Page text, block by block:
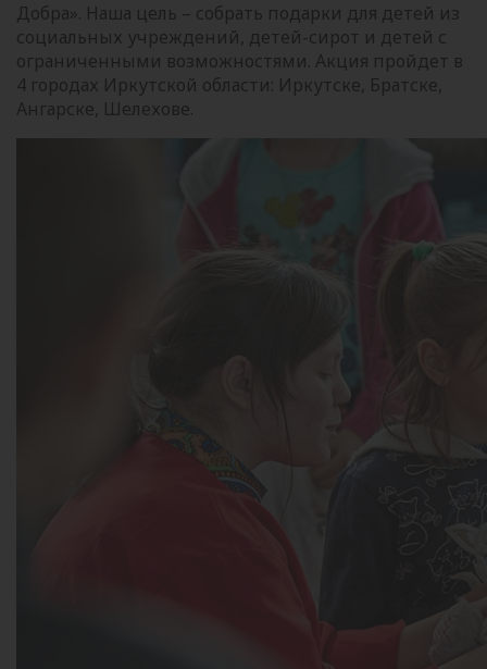
Добра». Наша цель – собрать подарки для детей из
социальных учреждений, детей-сирот и детей с
ограниченными возможностями. Акция пройдет в
4 городах Иркутской области: Иркутске, Братске,
Ангарске, Шелехове.